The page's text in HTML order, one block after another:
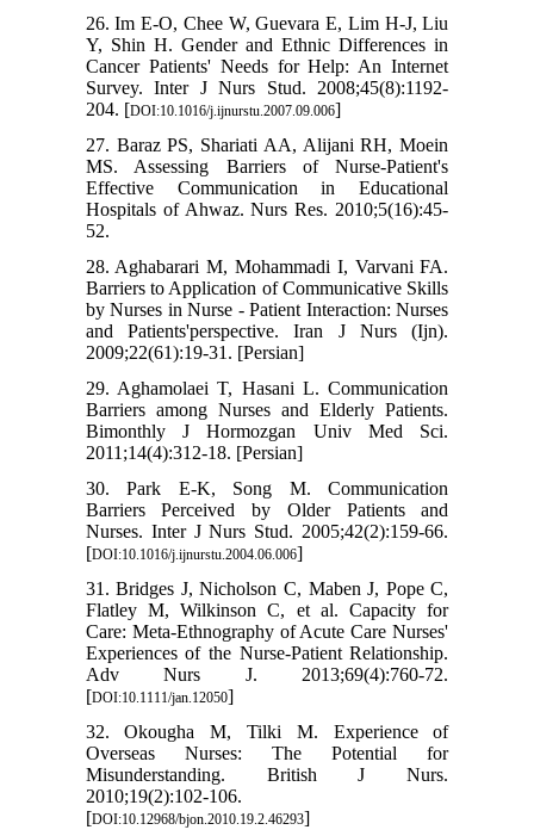
26. Im E-O, Chee W, Guevara E, Lim H-J, Liu
Y, Shin H. Gender and Ethnic Differences in
Cancer Patients' Needs for Help: An Internet
Survey. Inter J Nurs Stud. 2008;45(8):1192-
204. [DOI:10.1016/j.ijnurstu.2007.09.006]
27. Baraz PS, Shariati AA, Alijani RH, Moein
MS. Assessing Barriers of Nurse-Patient's
Effective Communication in Educational
Hospitals of Ahwaz. Nurs Res. 2010;5(16):45-
52.
28. Aghabarari M, Mohammadi I, Varvani FA.
Barriers to Application of Communicative Skills
by Nurses in Nurse - Patient Interaction: Nurses
and Patients'perspective. Iran J Nurs (Ijn).
2009;22(61):19-31. [Persian]
29. Aghamolaei T, Hasani L. Communication
Barriers among Nurses and Elderly Patients.
Bimonthly J Hormozgan Univ Med Sci.
2011;14(4):312-18. [Persian]
30. Park E-K, Song M. Communication
Barriers Perceived by Older Patients and
Nurses. Inter J Nurs Stud. 2005;42(2):159-66.
[DOI:10.1016/j.ijnurstu.2004.06.006]
31. Bridges J, Nicholson C, Maben J, Pope C,
Flatley M, Wilkinson C, et al. Capacity for
Care: Meta‐Ethnography of Acute Care Nurses'
Experiences of the Nurse‐Patient Relationship.
Adv Nurs J. 2013;69(4):760-72.
[DOI:10.1111/jan.12050]
32. Okougha M, Tilki M. Experience of
Overseas Nurses: The Potential for
Misunderstanding. British J Nurs.
2010;19(2):102-106.
[DOI:10.12968/bjon.2010.19.2.46293]